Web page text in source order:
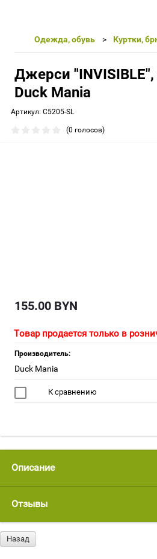
Одежда, обувь Куртки,
Джерси
Duck Mania
Артикул: С5205-SL
(0 голосов)
155.00 BYN
Товар продается только в
Производитель:
Duck Mania
К сравнению
Описание
Отзывы
Назад